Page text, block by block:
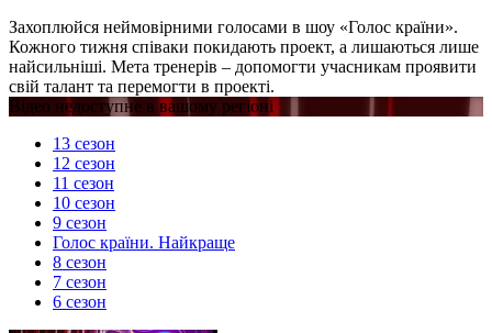
Захоплюйся неймовірними голосами в шоу «Голос країни».
Кожного тижня співаки покидають проект, а лишаються лише
найсильніші. Мета тренерів – допомогти учасникам проявити
свій талант та перемогти в проекті.
Відео недоступне в вашому регіоні
13 сезон
12 сезон
11 сезон
10 сезон
9 сезон
Голос країни. Найкраще
8 сезон
7 сезон
6 сезон